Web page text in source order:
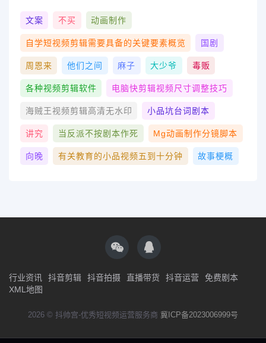
文案 不买 动画制作
自学短视频剪辑需要具备的关键要素概览 国剧
周恩来 他们之间 麻子 大少爷 毒贩
各种视频剪辑软件 电脑快剪辑视频尺寸调整技巧
海贼王视频剪辑高清无水印 小品坑台词剧本
讲究 当反派不按剧本作死 Mg动画制作分镜脚本
向晚 有关教育的小品视频五到十分钟 故事梗概
行业资讯 抖音剪辑 抖音拍摄 直播带货 抖音运营
免费剧本
XML地图
2026 © 抖帅宫-优秀短视频运营服务商 冀ICP备2023006999号